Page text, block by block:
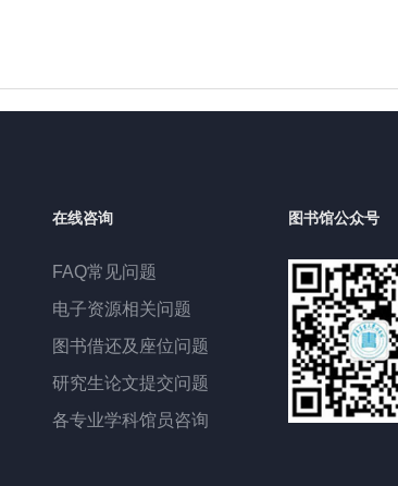
在线咨询
FAQ常见问题
电子资源相关问题
图书借还及座位问题
研究生论文提交问题
各专业学科馆员咨询
图书馆公众号